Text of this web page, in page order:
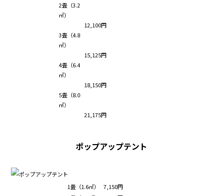
2畳（3.2
㎡）
12,100円
3畳（4.8
㎡）
15,125円
4畳（6.4
㎡）
18,150円
5畳（8.0
㎡）
21,175円
ポップアップテント
1畳（1.6㎡）
7,150円